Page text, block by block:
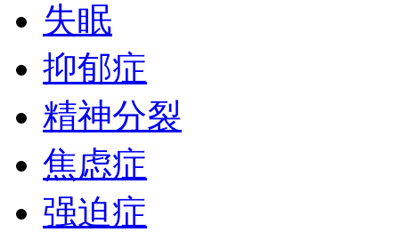
失眠
抑郁症
精神分裂
焦虑症
强迫症